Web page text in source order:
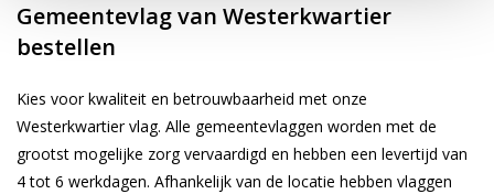
Gemeentevlag van Westerkwartier
bestellen
Kies voor kwaliteit en betrouwbaarheid met onze
Westerkwartier vlag. Alle gemeentevlaggen worden met de
grootst mogelijke zorg vervaardigd en hebben een levertijd van
4 tot 6 werkdagen. Afhankelijk van de locatie hebben vlaggen